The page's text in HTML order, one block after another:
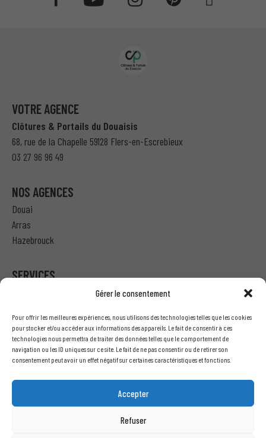
Gérer le consentement
Pour offrir les meilleures expériences, nous utilisons des technologies telles que les cookies
pour stocker et/ou accéder aux informations des appareils. Le fait de consentir à ces
technologies nous permettra de traiter des données telles que le comportement de
navigation ou les ID uniques sur ce site. Le fait de ne pas consentir ou de retirer son
consentement peut avoir un effet négatif sur certaines caractéristiques et fonctions.
Accepter
Refuser
VOTRE AGENCE
Clôtures & Portails du Douaisis
68, rue de la Chapelle 59128 Flers-en-Escrebieux
03 27 96 96 49
NOS AGENCES
Douai
Arras
Hazebrouck
SERVICES
Professionnel – J’ai besoin d’un devis
Nous écrire
Recrutement
INFORMATIONS LÉGALES